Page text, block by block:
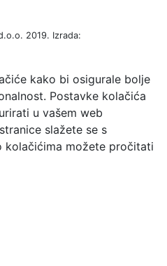
2019. Izrada:
kako bi osigurale bolje
Postavke kolačića
u vašem web
slažete se s
kolačićima možete pročitati